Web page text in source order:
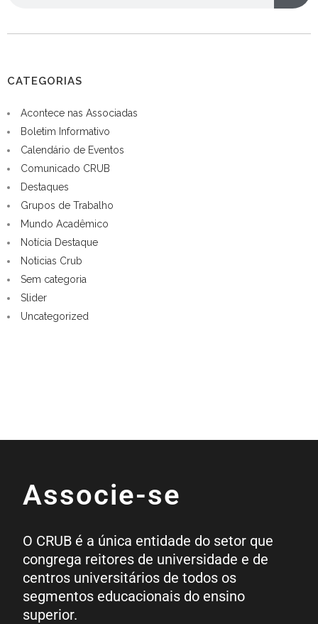
CATEGORIAS
Acontece nas Associadas
Boletim Informativo
Calendário de Eventos
Comunicado CRUB
Destaques
Grupos de Trabalho
Mundo Acadêmico
Notícia Destaque
Noticias Crub
Sem categoria
Slider
Uncategorized
Associe-se
O CRUB é a única entidade do setor que
congrega reitores de universidade e de
centros universitários de todos os
segmentos educacionais do ensino
superior.